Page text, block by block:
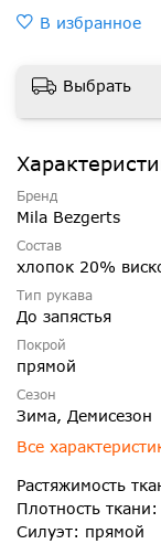
В избранное
Выбрать
Бренд
Mila Bezgerts
Состав
хлопок 20%
Тип рукава
До запястья
Покрой
прямой
Сезон
Зима, Демисезон
Все
Растяжимость
Плотность
Силуэт: прямой